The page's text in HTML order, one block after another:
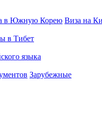
в Южную Корею Виза на
в Тибет
языка
Зарубежные